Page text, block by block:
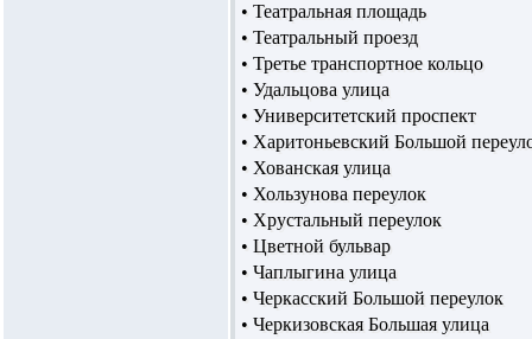
• Театральная площадь
• Театральный проезд
• Третье транспортное кольцо
• Удальцова улица
• Университетский проспект
• Харитоньевский Большой
• Хованская улица
• Хользунова переулок
• Хрустальный переулок
• Цветной бульвар
• Чаплыгина улица
• Черкасский Большой переулок
• Черкизовская Большая улица